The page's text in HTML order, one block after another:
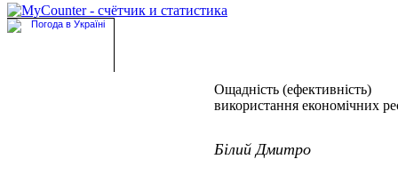
Ощадність (ефективність)
використання економічних
Білий Дмитро